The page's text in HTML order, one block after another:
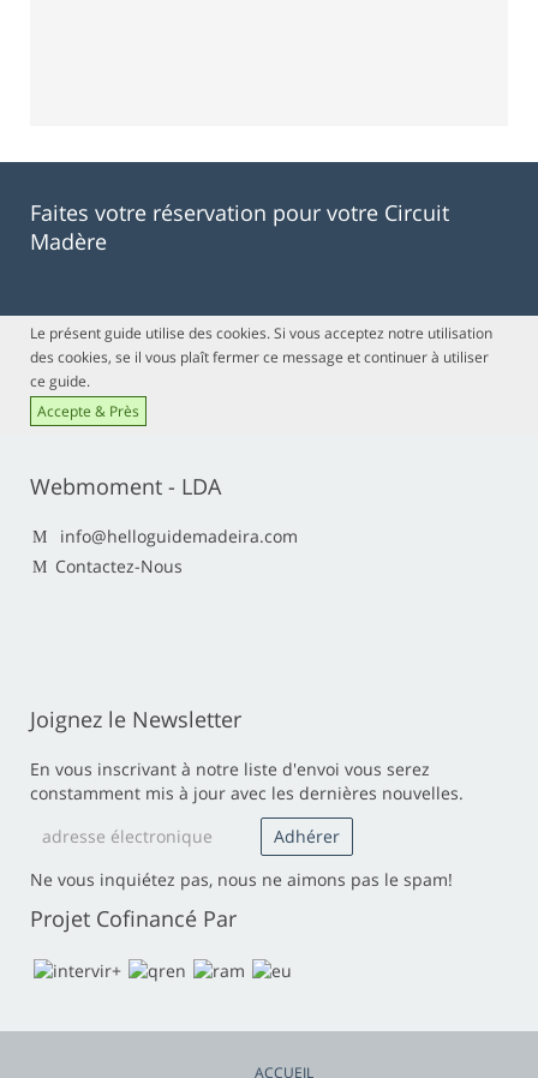
Faites votre réservation pour votre Circuit
Madère
Le présent guide utilise des cookies. Si vous acceptez notre utilisation
des cookies, se il vous plaît fermer ce message et continuer à utiliser
ce guide.
Accepte & Près
Webmoment - LDA
info@helloguidemadeira.com
Contactez-Nous
Joignez le Newsletter
En vous inscrivant à notre liste d'envoi vous serez
constamment mis à jour avec les dernières nouvelles.
Ne vous inquiétez pas, nous ne aimons pas le spam!
Projet Cofinancé Par
ACCUEIL